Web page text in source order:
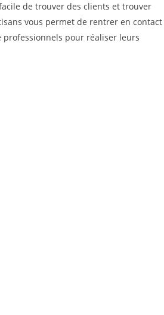
de trouver des clients et trouver
vous permet de rentrer en contact
pour réaliser leurs